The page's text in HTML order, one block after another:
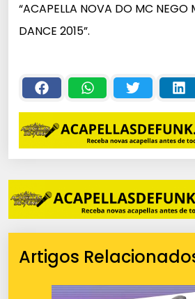
a
d
e
á
u
i
o
“ACAPELLA NOVA DO MC NEGO
DANCE 2015”.
Artigos